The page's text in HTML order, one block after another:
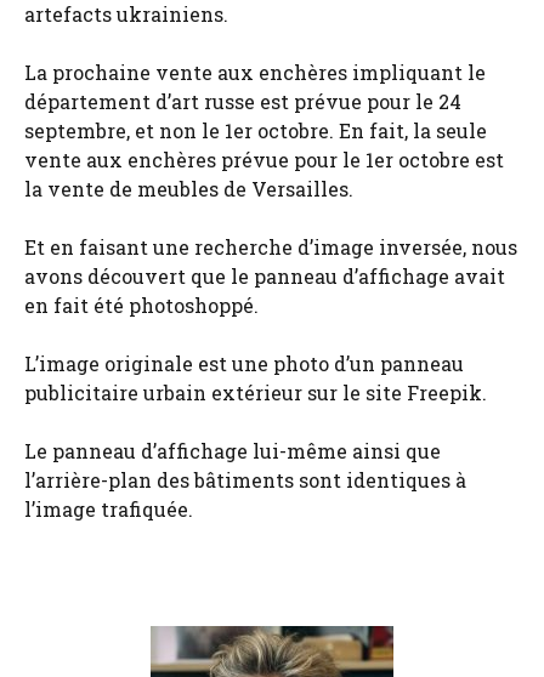
artefacts ukrainiens.
La prochaine vente aux enchères impliquant le
département d’art russe est prévue pour le 24
septembre, et non le 1er octobre. En fait, la seule
vente aux enchères prévue pour le 1er octobre est
la vente de meubles de Versailles.
Et en faisant une recherche d’image inversée, nous
avons découvert que le panneau d’affichage avait
en fait été photoshoppé.
L’image originale est une photo d’un panneau
publicitaire urbain extérieur sur le site Freepik.
Le panneau d’affichage lui-même ainsi que
l’arrière-plan des bâtiments sont identiques à
l’image trafiquée.